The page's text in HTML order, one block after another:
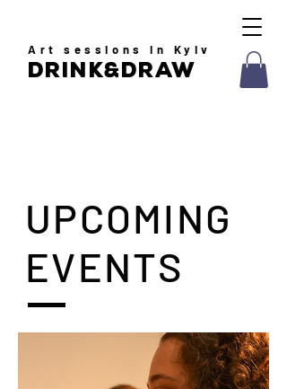
drink&draw
Artsessions in Kyiv
UPCOMING
EVENTS